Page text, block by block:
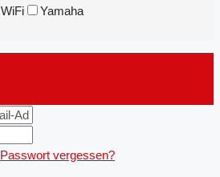
WiFi
Yamaha
Passwort vergessen?